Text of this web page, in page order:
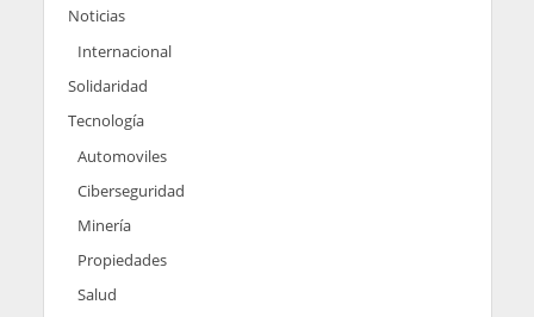
Noticias
Internacional
Solidaridad
Tecnología
Automoviles
Ciberseguridad
Minería
Propiedades
Salud